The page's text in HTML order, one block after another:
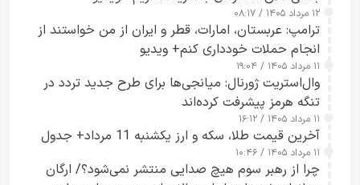
۱۲ مرداد ۱۴۰۵ / ۰۸:۱۷
ترامپ: عربستان، امارات، قطر و ایران از من خواستند از
انجام حملات خودداری کنم+ ویدیو
۱۱ مرداد ۱۴۰۵ / ۱۹:۰۴
وال‌استریت ژورنال: میانجی‌ها برای طرح جدید تردد در
تنگه هرمز پیشرفت کرده‌اند
۱۱ مرداد ۱۴۰۵ / ۱۶:۱۲
آخرین قیمت طلا، سکه و ارز یکشنبه 11 مرداد+ جدول
۱۱ مرداد ۱۴۰۵ / ۱۰:۴۶
چرا از رهبر سوم هیچ صدایی منتشر نمی‌شود؟/ ارگان